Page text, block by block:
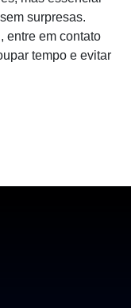
surpresas.
entre em contato
tempo e evitar